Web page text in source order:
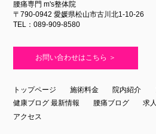
腰痛専門 m's整体院
〒790-0942 愛媛県松山市古川北1-10-26
TEL：089-909-8580
お問い合わせはこちら ＞
トップページ 施術料金 院内紹介
健康ブログ 最新情報
腰痛ブログ 求
アクセス